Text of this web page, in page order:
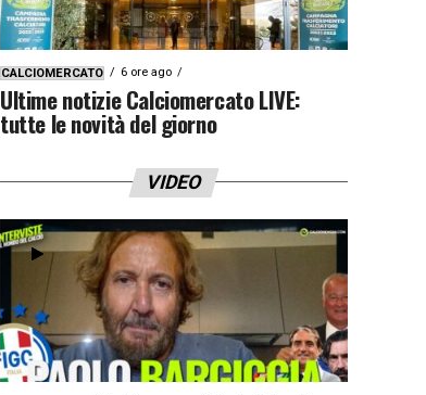
CALCIOMERCATO 6 ore ago
Ultime notizie Calciomercato LIVE:
tutte le novità del giorno
VIDEO